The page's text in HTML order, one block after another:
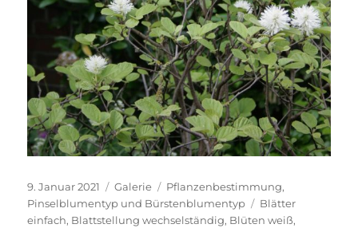
Veröffentlicht
am
9. Januar 2021 Format
Galerie Kategorien
Pflanzenbestimmung,
Pinselblumentyp und Bürstenblumentyp
Schlagwörter
Blätter
einfach, Blattstellung wechselständig, Blüten weiß,